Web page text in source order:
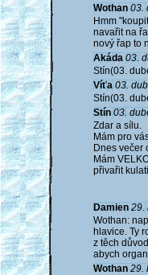
Wothan 03.
Hmm
navařit na
nový řap to
Akáda 03.
Stín(03.
Víťa 03.
Stín(03.
Stín 03.
Zdar a sílu.
Mám pro
Dnes večer
Mám
přivařit
Damien 29.
Wothan:
hlavice. Ty
z těch
abych
Wothan 29.